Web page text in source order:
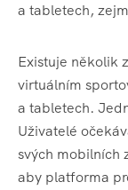
a tabletech,
Existuje několik
virtuálním
a tabletech.
Uživatelé
svých mobilních
aby platforma